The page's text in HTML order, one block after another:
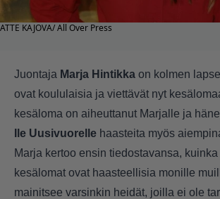
ATTE KAJOVA/ All Over Press
Juontaja Marja Hintikka on kolmen
ovat koululaisia ja viettävät nyt
kesäloma on aiheuttanut Marjalle ja
Ile Uusivuorelle haasteita myös
Marja kertoo ensin tiedostavansa,
kesälomat ovat haasteellisia monille
mainitsee varsinkin heidät, joilla ei ole